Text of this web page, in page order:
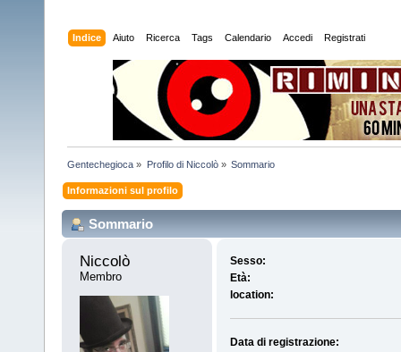
Indice Aiuto Ricerca Tags Calendario Accedi Registrati
Gentechegioca » Profilo di Niccolò» Sommario
Informazioni sul profilo
Sommario
Niccolò
Membro
Sesso:
Età:
location:
Data di registrazione: